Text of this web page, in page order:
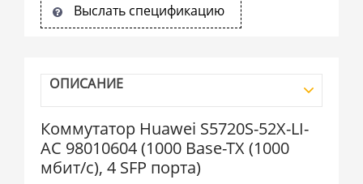
Выслать спецификацию
ОПИСАНИЕ
Коммутатор Huawei S5720S-52X-LI-
AC 98010604 (1000 Base-TX (1000
мбит/с), 4 SFP порта)